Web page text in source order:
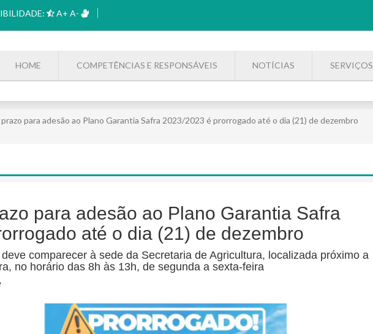
A+ A-
HOME COMPETÊNCIAS E RESPONSÁVEIS NOTÍCIAS SERVIÇOS
prazo para adesão ao Plano Garantia Safra 2023/2023 é prorrogado até o dia (21) de dezembro
para adesão ao Plano Garantia Safra
até o dia (21) de dezembro
comparecer à sede da Secretaria de Agricultura, localizada próximo a
no horário das 8h às 13h, de segunda a sexta-feira